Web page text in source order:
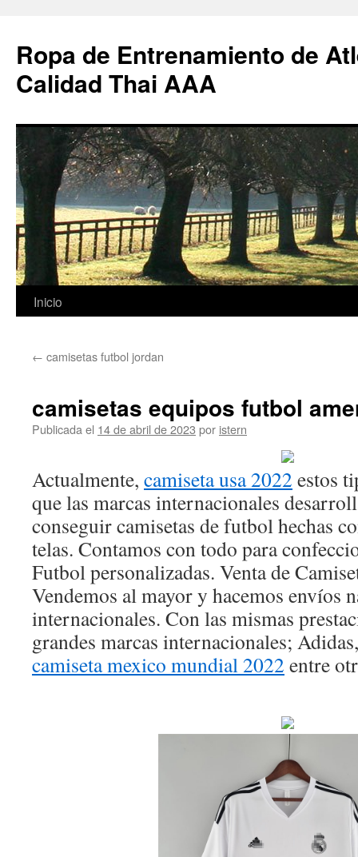
Ropa de Entrenamiento de
Calidad Thai AAA
Saltar
contenido
Inicio
← camisetas futbol jordan
camisetas equipos futbol
Publicada el 14 de abril de 2023 por istern
Actualmente, camiseta usa 2022 estos
que las marcas internacionales
conseguir camisetas de futbol hechas
telas. Contamos con todo para
Futbol personalizadas. Venta de
Vendemos al mayor y hacemos envíos
internacionales. Con las mismas
grandes marcas internacionales;
camiseta mexico mundial 2022 entre